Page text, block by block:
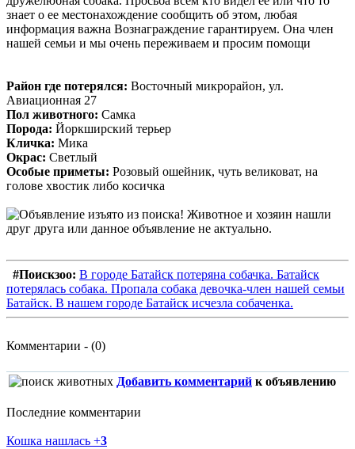
знает о ее местонахождение сообщить об этом, любая
информация важна Вознаграждение гарантируем. Она член
нашей семьи и мы очень переживаем и просим помощи
Район где потерялся: Восточный микрорайон, ул.
Авиационная 27
Пол животного: Самка
Порода: Йоркширский терьер
Кличка: Мика
Окрас: Светлый
Особые приметы: Розовый ошейник, чуть великоват, на
голове хвостик либо косичка
#Поискзоо: В городе Батайск потеряна собачка. Батайск
потерялась собака. Пропала собака девочка-член нашей семьи
Батайск. В нашем городе Батайск исчезла собаченка.
Комментарии - (0)
Добавить комментарий к объявлению
Последние комментарии
Кошка нашлась +3